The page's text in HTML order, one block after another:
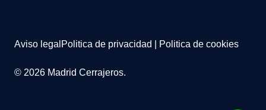
© 2026 Madrid Cerrajeros.
Aviso legal Politica de privacidad Politica de cookies